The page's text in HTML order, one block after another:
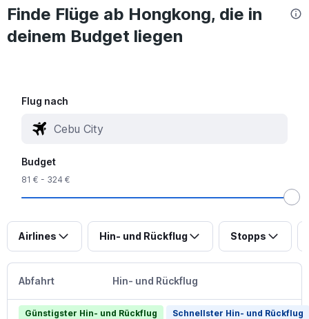
Finde Flüge ab Hongkong, die in
deinem Budget liegen
Flug nach
Budget
81 € - 324 €
Airlines Hin- und Rückflug Stopps
Abfahrt Hin- und Rückflug
Günstigster Hin- und Rückflug Schnellster Hin- und Rückflug